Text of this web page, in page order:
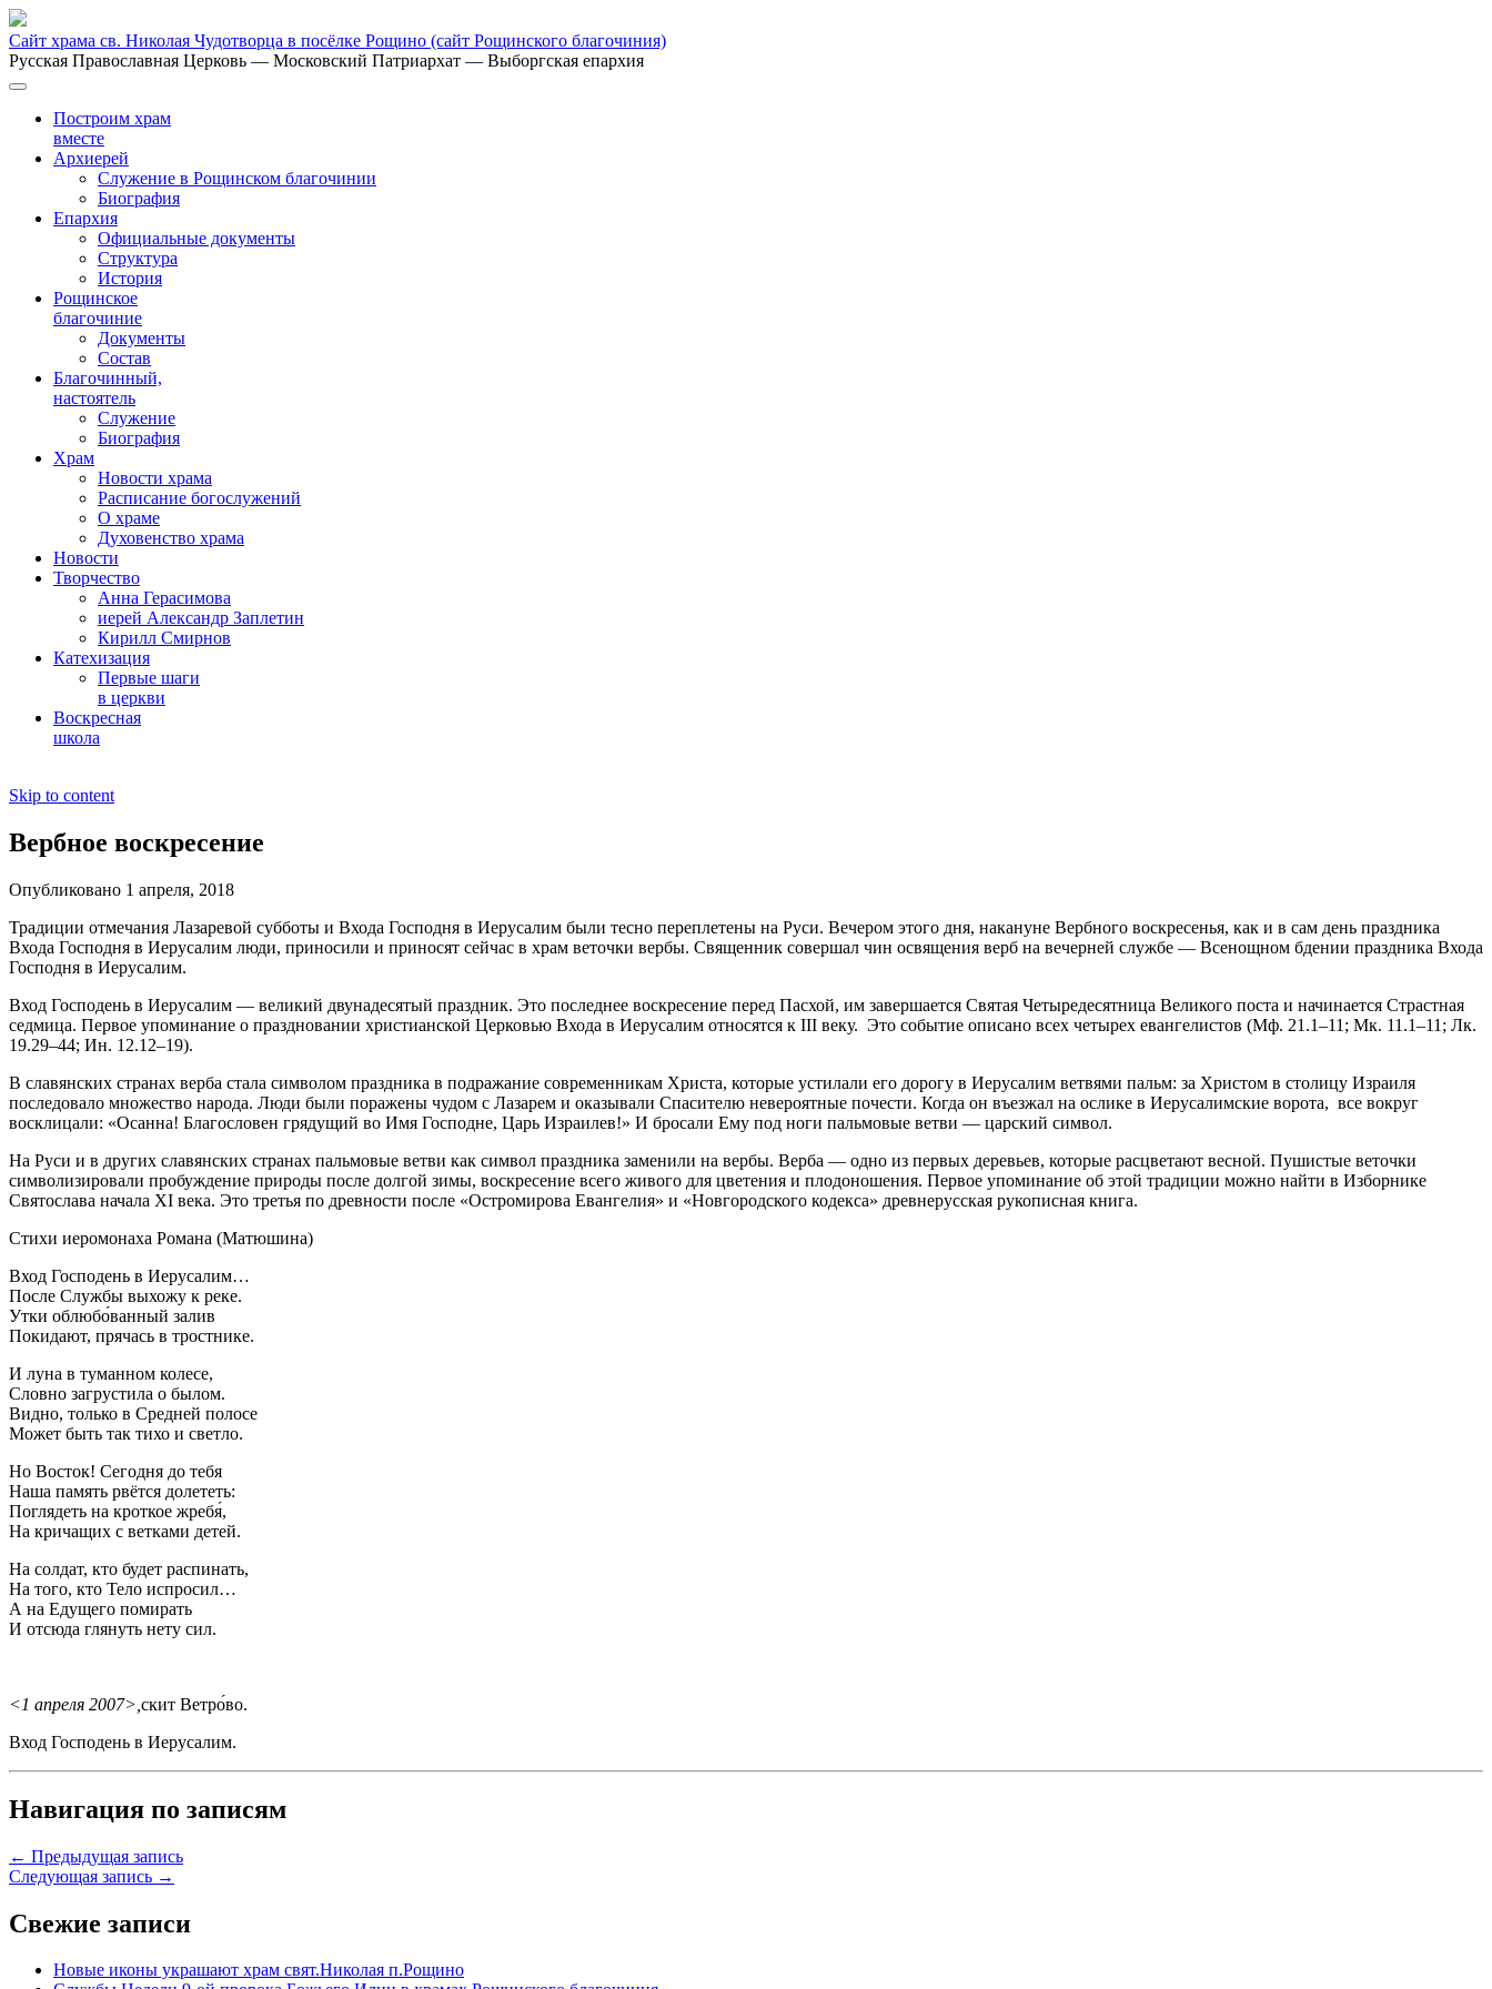
Сайт храма св. Николая Чудотворца в посёлке Рощино (сайт Рощинского благочиния)
Русская Православная Церковь — Московский Патриархат — Выборгская епархия
Построим храм
вместе
Архиерей
Служение в Рощинском благочинии
Биография
Епархия
Официальные документы
Структура
История
Рощинское
благочиние
Документы
Состав
Благочинный,
настоятель
Служение
Биография
Храм
Новости храма
Расписание богослужений
О храме
Духовенство храма
Новости
Творчество
Анна Герасимова
иерей Александр Заплетин
Кирилл Смирнов
Катехизация
Первые шаги
в церкви
Воскресная
школа
Skip to content
Вербное воскресение
Опубликовано 1 апреля, 2018
Традиции отмечания Лазаревой субботы и Входа Господня в Иерусалим были тесно переплетены на Руси. Вечером этого дня, накануне Вербного воскресенья, как и в сам день праздника
Входа Господня в Иерусалим люди, приносили и приносят сейчас в храм веточки вербы. Священник совершал чин освящения верб на вечерней службе — Всенощном бдении праздника Входа
Господня в Иерусалим.
Вход Господень в Иерусалим — великий двунадесятый праздник. Это последнее воскресение перед Пасхой, им завершается Святая Четыредесятница Великого поста и начинается Страстная
седмица. Первое упоминание о праздновании христианской Церковью Входа в Иерусалим относятся к III веку. Это событие описано всех четырех евангелистов (Мф. 21.1–11; Мк. 11.1–11; Лк.
19.29–44; Ин. 12.12–19).
В славянских странах верба стала символом праздника в подражание современникам Христа, которые устилали его дорогу в Иерусалим ветвями пальм: за Христом в столицу Израиля
последовало множество народа. Люди были поражены чудом с Лазарем и оказывали Спасителю невероятные почести. Когда он въезжал на ослике в Иерусалимские ворота, все вокруг
восклицали: «Осанна! Благословен грядущий во Имя Господне, Царь Израилев!» И бросали Ему под ноги пальмовые ветви — царский символ.
На Руси и в других славянских странах пальмовые ветви как символ праздника заменили на вербы. Верба — одно из первых деревьев, которые расцветают весной. Пушистые веточки
символизировали пробуждение природы после долгой зимы, воскресение всего живого для цветения и плодоношения. Первое упоминание об этой традиции можно найти в Изборнике
Святослава начала XI века. Это третья по древности после «Остромирова Евангелия» и «Новгородского кодекса» древнерусская рукописная книга.
Стихи иеромонаха Романа (Матюшина)
Вход Господень в Иерусалим…
После Службы выхожу к реке.
Утки облюбо́ванный залив
Покидают, прячась в тростнике.
И луна в туманном колесе,
Словно загрустила о былом.
Видно, только в Средней полосе
Может быть так тихо и светло.
Но Восток! Сегодня до тебя
Наша память рвётся долететь:
Поглядеть на кроткое жребя́,
На кричащих с ветками детей.
На солдат, кто будет распинать,
На того, кто Тело испросил…
А на Едущего помирать
И отсюда глянуть нету сил.
<1 апреля 2007>, скит Ветро́во.
Вход Господень в Иерусалим.
Навигация по записям
← Предыдущая запись
Следующая запись →
Свежие записи
Новые иконы украшают храм свят.Николая п.Рощино